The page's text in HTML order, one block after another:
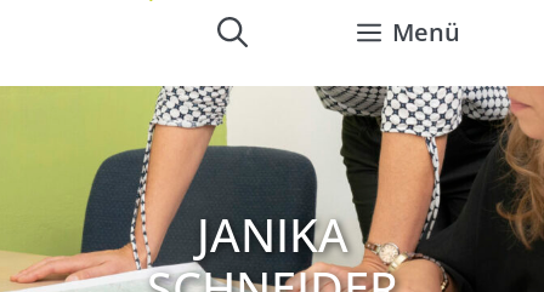
Menü
JANIKA